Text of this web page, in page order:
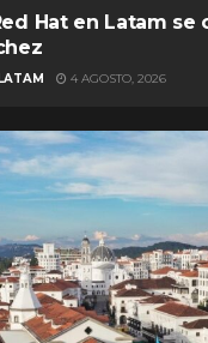
Hat en Latam se
4 AGOSTO, 2026